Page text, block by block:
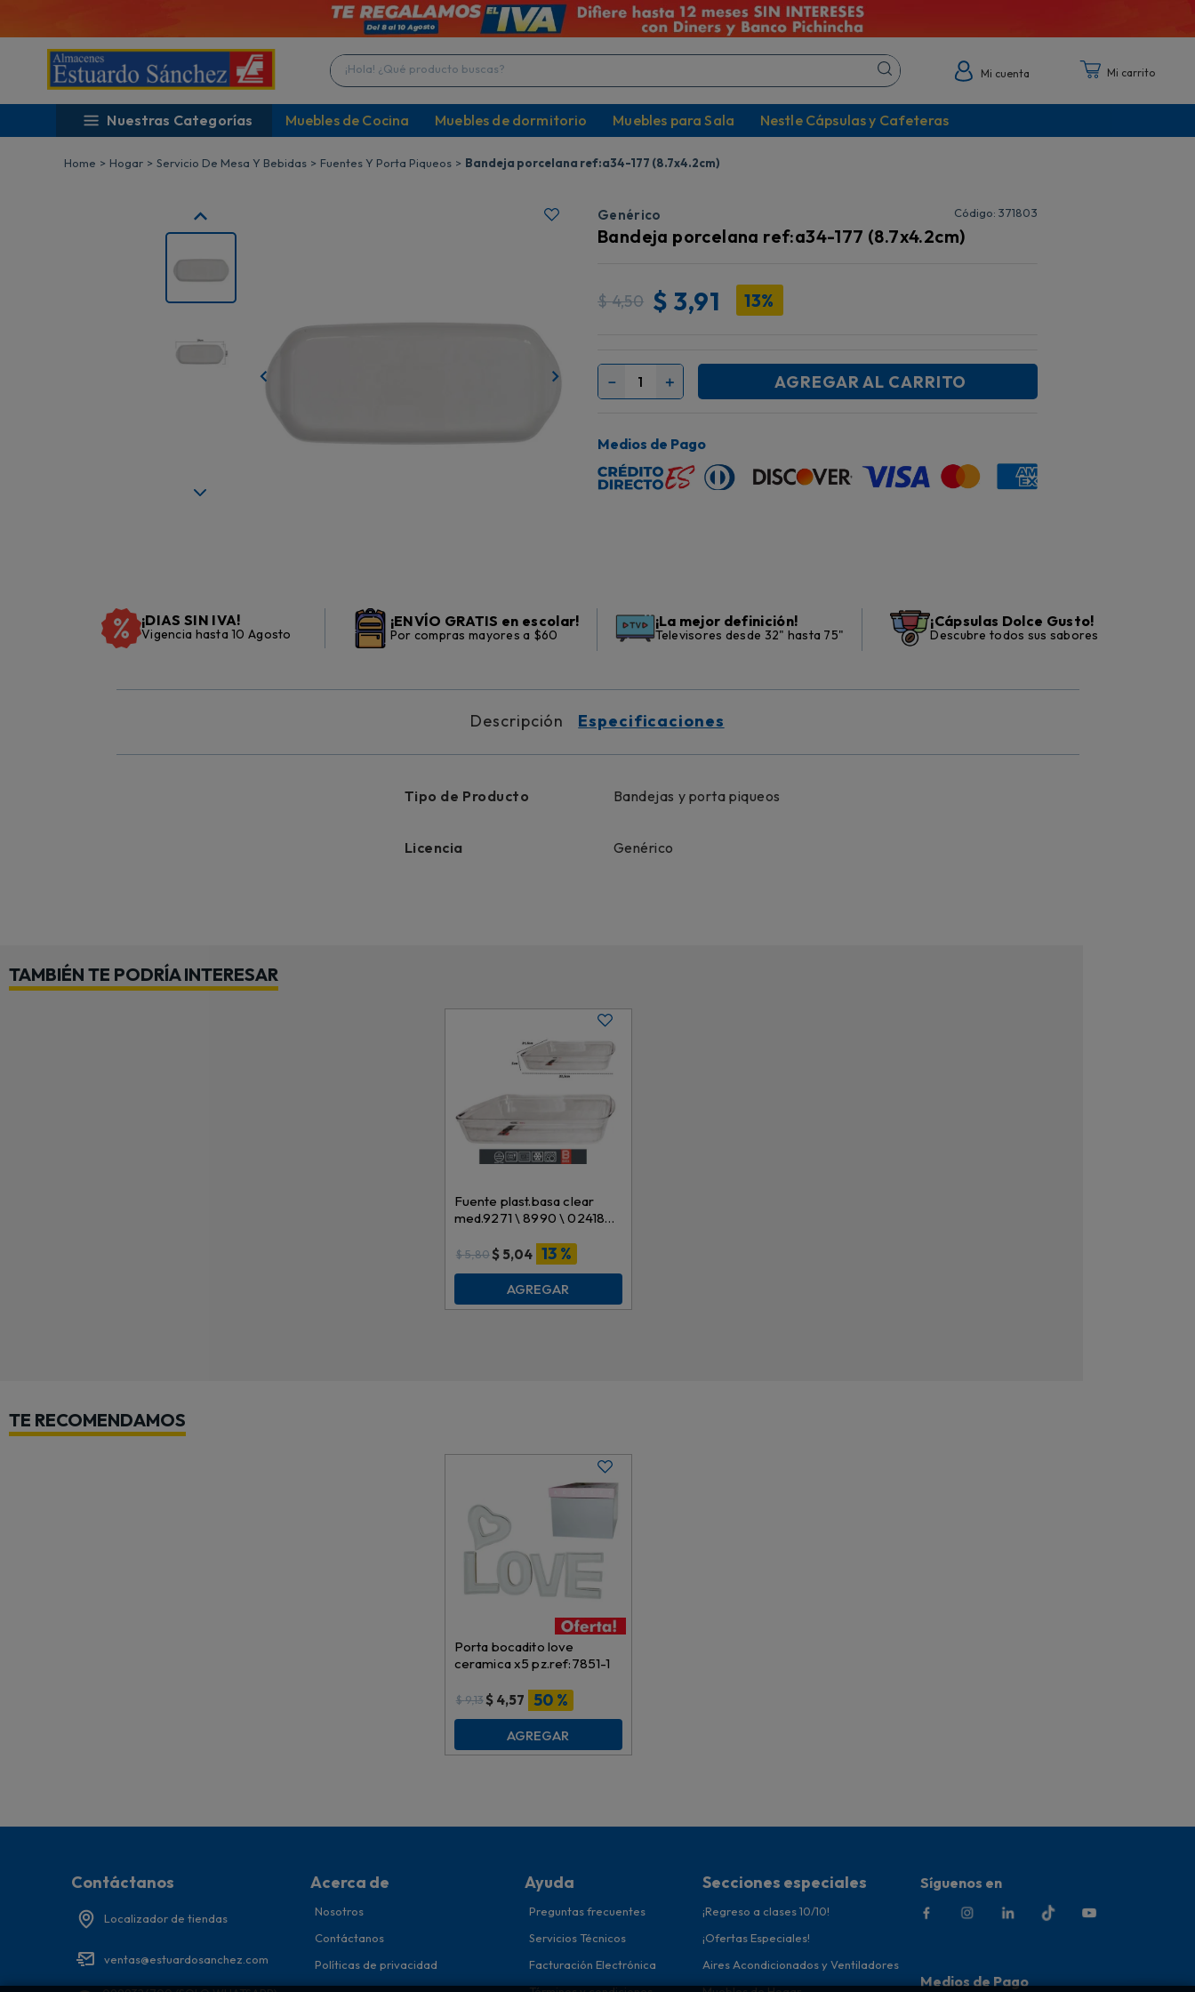
¡Hola! ¿Qué producto buscas?
Mi cuenta
Nuestras Categorías Muebles de Cocina Muebles de dormitorio Muebles para Sala Nestle Cápsulas y Cafeteras
Hogar Servicio De Mesa Y Bebidas Fuentes Y Porta Piqueos Bandeja porcelana ref:a34-177 (8.7x4.2cm)
Genérico : 371803
Bandeja porcelana ref:a34-177 (8.7x4.2cm)
$4,50 $ 3,91 13%
＋
－ AGREGAR AL CARRITO
Medios de Pago
¡DIAS SIN IVA!
Vigencia hasta 10 Agosto
¡ENVÍO GRATIS en escolar!
Por compras mayores a $60
¡La mejor definición!
Televisores desde 32" hasta 75"
¡Cápsulas Dolce Gusto!
Descubre todos sus sabores
Descripción Especificaciones
Tipo de Producto Bandejas y porta piqueos
Licencia Genérico
TAMBIÉN TE PODRÍA INTERESAR
Fuente plast.basa clear
med.9271 \ 8990 \ 024185
$5,80$ 5,04 13 %
AGREGAR
TE RECOMENDAMOS
Porta bocadito love
ceramica x5 pz.ref:7851-1
$9,13$ 4,57 50 %
AGREGAR
Contáctanos
Localizador de tiendas
ventas@estuardosanchez.com
Acerca de
Nosotros
Contáctanos
Políticas de privacidad
Ayuda
Preguntas frecuentes
Servicios Técnicos
Facturación Electrónica
Secciones especiales
¡Regreso a clases 10/10!
¡Ofertas Especiales!
Aires Acondicionados y Ventiladores
Síguenos en
Medios de Pago